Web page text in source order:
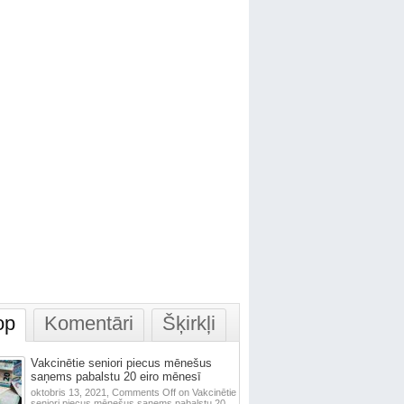
Komentāri Šķirkļi
Vakcinētie seniori piecus mēnešus
saņems pabalstu 20 eiro mēnesī
oktobris 13, 2021, Comments Offon Vakcinētie